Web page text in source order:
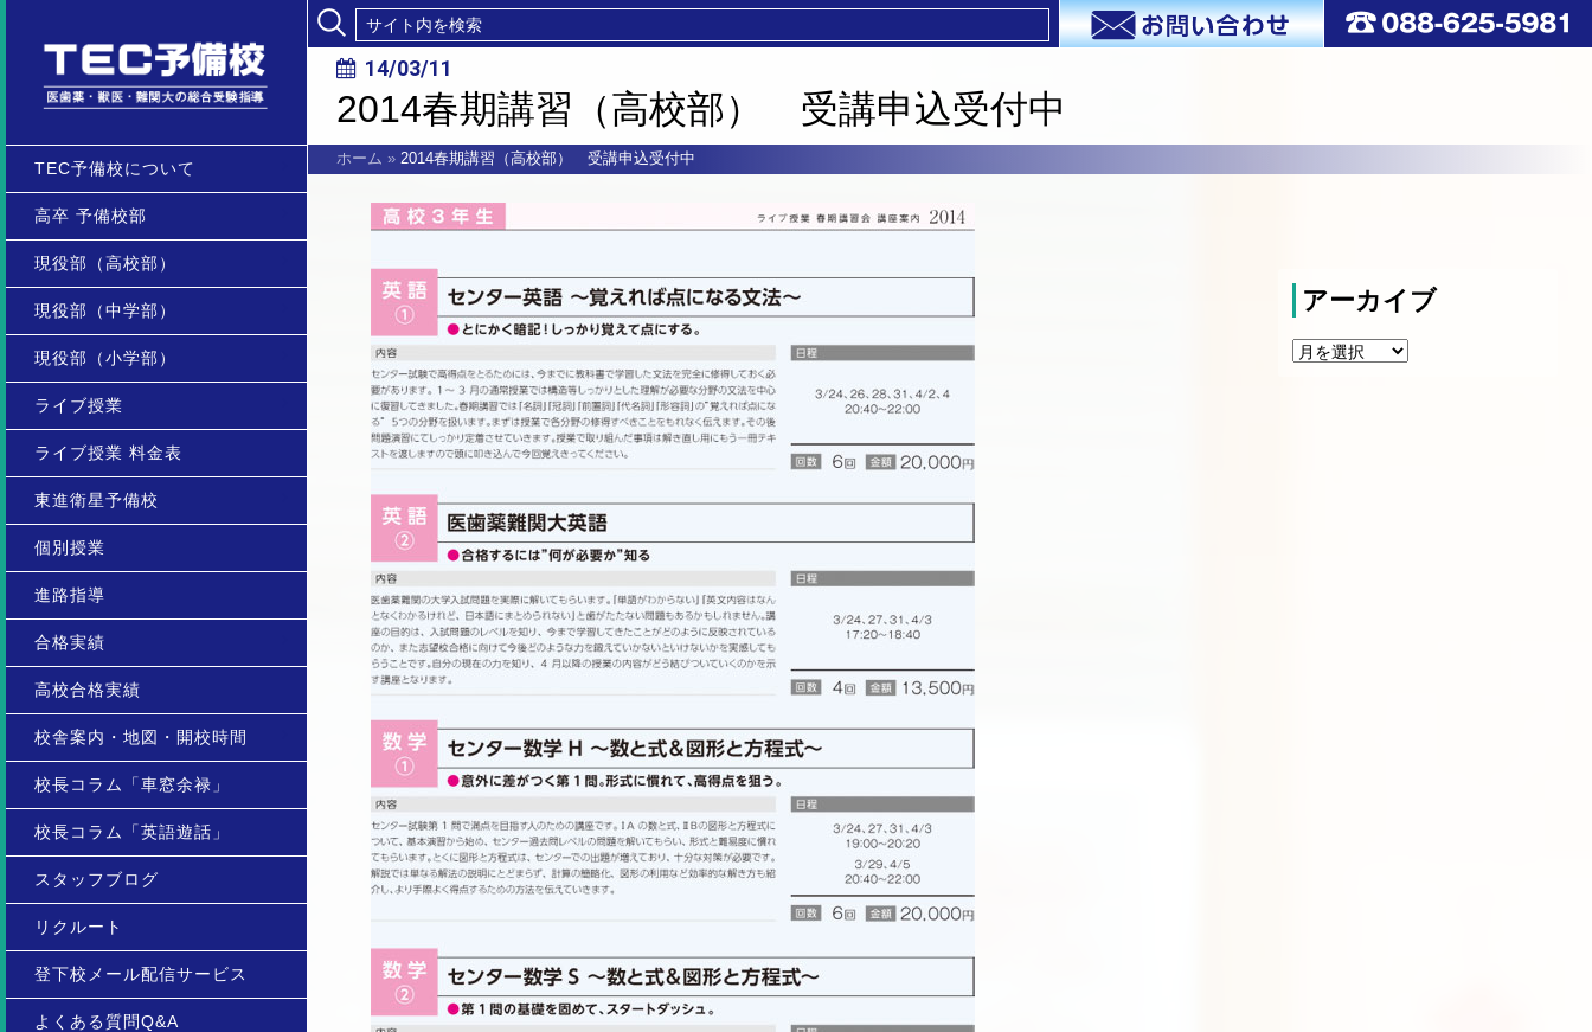
TEC予備校について
高卒 予備校部
現役部（高校部）
現役部（中学部）
現役部（小学部）
ライブ授業
ライブ授業 料金表
東進衛星予備校
個別授業
進路指導
合格実績
高校合格実績
校舎案内・地図・開校時間
校長コラム「車窓余禄」
校長コラム「英語遊話」
スタッフブログ
リクルート
登下校メール配信サービス
よくある質問Q&A
14/03/11
2014春期講習（高校部） 受講申込受付中
ホーム » 2014春期講習（高校部） 受講申込受付中
アーカイブ
ア